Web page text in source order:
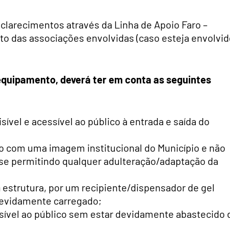
através da Linha de Apoio Faro –
das associações envolvidas (caso esteja
deverá ter em conta as seguintes
e acessível ao público à entrada e saída do
uma imagem institucional do Município e não
permitindo qualquer adulteração/adaptação da
por um recipiente/dispensador de gel
carregado;
ao público sem estar devidamente abastecido